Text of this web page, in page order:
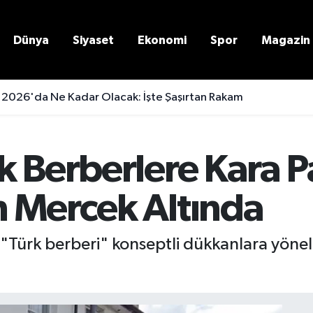
Dünya Siyaset Ekonomi Spor Magazin
Ne Kadar Olacak: İşte Şaşırtan Rakam
Kara
Altında
berberi" konseptli dükkanlara